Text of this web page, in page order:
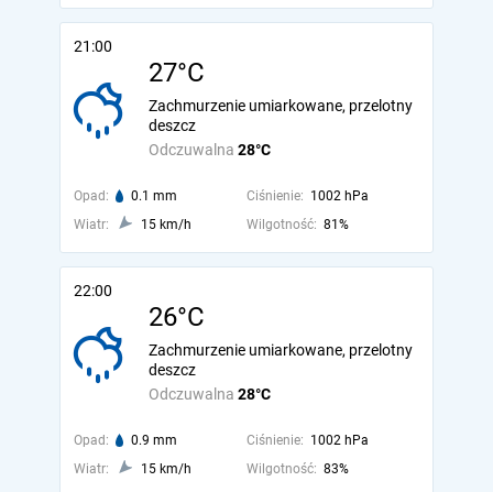
21:00
27°C
Odczuwalna 28°C
Zachmurzenie umiarkowane, przelotny
deszcz
Opad: 0.1 mm Ciśnienie: 1002 hPa
Wiatr:
15 km/h Wilgotność: 81%
22:00
26°C
Odczuwalna 28°C
Zachmurzenie umiarkowane, przelotny
deszcz
Opad: 0.9 mm Ciśnienie: 1002 hPa
Wiatr:
15 km/h Wilgotność: 83%